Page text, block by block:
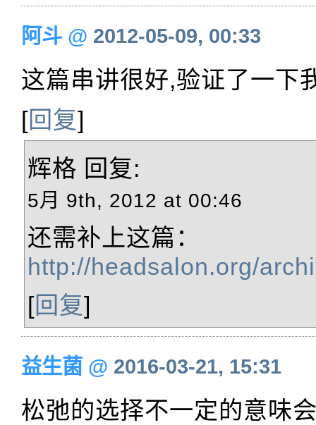
阿斗 @ 2012-05-09, 00:33
这篇串讲很好,验证了一下
[回复]
辉格 回复:
5月 9th, 2012 at 00:46
还需补上这篇：
http://headsalon.org/
[回复]
益生菌 @ 2016-03-21, 15:31
松弛的选择不一定的意味